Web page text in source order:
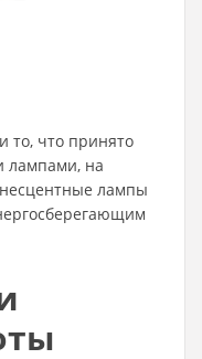
то, что принято
лампами, на
лампы